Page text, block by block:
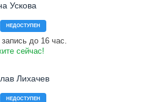
Ускова
НЕДОСТУПЕН
до 16 час.
сейчас!
Лихачев
НЕДОСТУПЕН